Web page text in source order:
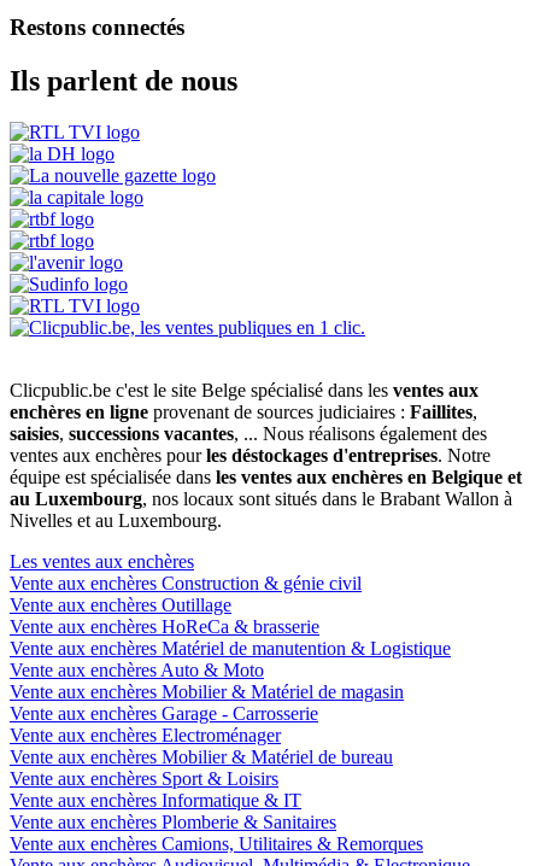
Restons connectés
Ils parlent de nous
Clicpublic.be c'est le site Belge spécialisé dans les ventes aux
enchères en ligne provenant de sources judiciaires : Faillites,
saisies, successions vacantes, ... Nous réalisons également des
ventes aux enchères pourles déstockages d'entreprises. Notre
équipe est spécialisée dans les ventes aux enchères en Belgique et
au Luxembourg, nos locaux sont situés dans le Brabant Wallon à
Nivelles et au Luxembourg.
Les ventes aux enchères
Vente aux enchères Construction & génie civil
Vente aux enchères Outillage
Vente aux enchères HoReCa & brasserie
Vente aux enchères Matériel de manutention & Logistique
Vente aux enchères Auto & Moto
Vente aux enchères Mobilier & Matériel de magasin
Vente aux enchères Garage - Carrosserie
Vente aux enchères Electroménager
Vente aux enchères Mobilier & Matériel de bureau
Vente aux enchères Sport & Loisirs
Vente aux enchères Informatique & IT
Vente aux enchères Plomberie & Sanitaires
Vente aux enchères Camions, Utilitaires & Remorques